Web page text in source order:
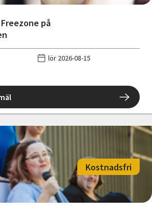
på
lör 2026-08-15
Kostnadsfri